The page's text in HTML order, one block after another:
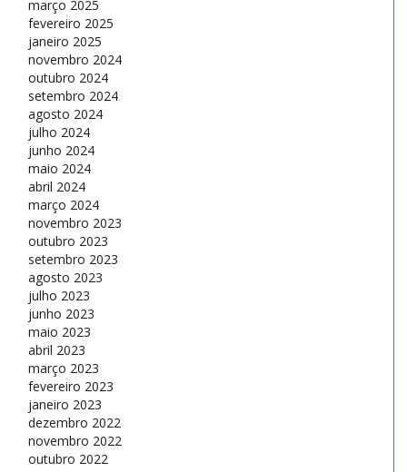
março 2025
fevereiro 2025
janeiro 2025
novembro 2024
outubro 2024
setembro 2024
agosto 2024
julho 2024
junho 2024
maio 2024
abril 2024
março 2024
novembro 2023
outubro 2023
setembro 2023
agosto 2023
julho 2023
junho 2023
maio 2023
abril 2023
março 2023
fevereiro 2023
janeiro 2023
dezembro 2022
novembro 2022
outubro 2022